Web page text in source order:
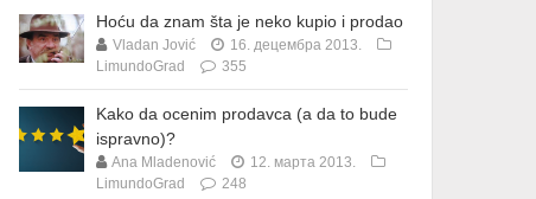
Hoću da znam šta je neko kupio i prodao
Vladan Jović
16. децембра 2013.
LimundoGrad
355
Kako da ocenim prodavca (a da to bude
ispravno)?
Ana Mladenović
12. марта 2013.
LimundoGrad
248